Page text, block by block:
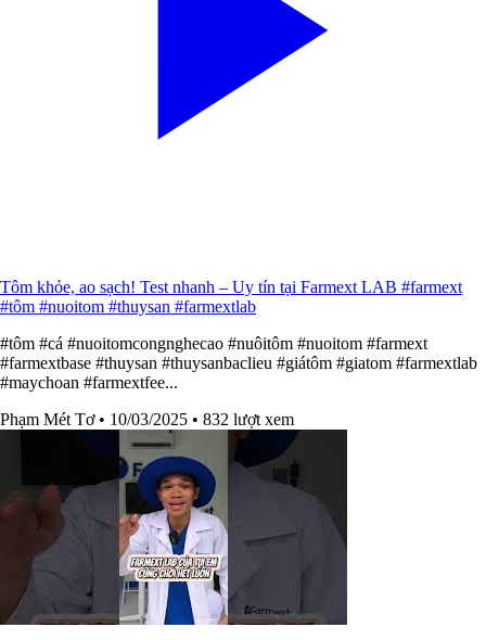
Tôm khỏe, ao sạch! Test nhanh – Uy tín tại Farmext LAB #farmext
#tôm #nuoitom #thuysan #farmextlab
#tôm #cá #nuoitomcongnghecao #nuôitôm #nuoitom #farmext
#farmextbase #thuysan #thuysanbaclieu #giátôm #giatom #farmextlab
#maychoan #farmextfee...
Phạm Mét Tơ • 10/03/2025 • 832 lượt xem